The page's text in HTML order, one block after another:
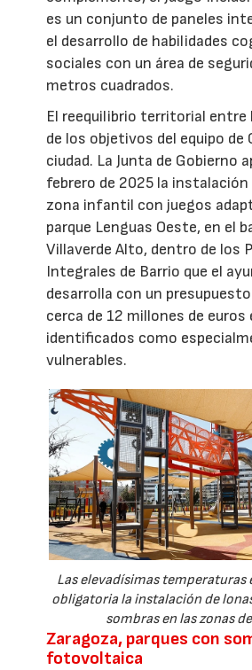
es un conjunto de paneles
el desarrollo de habilidades
sociales con un área de
metros cuadrados.
El reequilibrio territorial entre
de los objetivos del equipo de
ciudad. La Junta de Gobierno
febrero de 2025 la instalación
zona infantil con juegos
parque Lenguas Oeste, en el
Villaverde Alto, dentro de los
Integrales de Barrio que el
desarrolla con un
cerca de 12 millones de euros
identificados como
vulnerables.
Las elevadísimas temperaturas
obligatoria la instalación de
sombras en las zonas
Zaragoza, parques con
fotovoltaica